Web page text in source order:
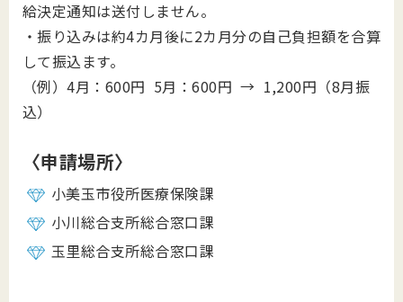
給決定通知は送付しません。
・振り込みは約4カ月後に2カ月分の自己負担額を合算
して振込ます。
（例）4月：600円 5月：600円 → 1,200円（8月振
込）
〈申請場所〉
小美玉市役所医療保険課
小川総合支所総合窓口課
玉里総合支所総合窓口課